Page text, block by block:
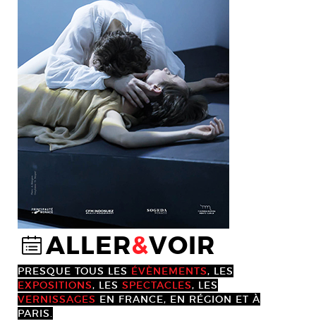
@ALLER&VOIR
PRESQUE TOUS LES ÉVÈNEMENTS, LES
EXPOSITIONS, LES SPECTACLES, LES
VERNISSAGES EN FRANCE, EN RÉGION ET À
PARIS.